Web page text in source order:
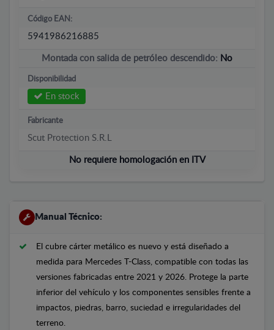
Código EAN:
5941986216885
Montada con salida de petróleo descendido: No
Disponibilidad
En stock
Fabricante
Scut Protection S.R.L
No requiere homologación en ITV
Manual Técnico:
El cubre cárter metálico es nuevo y está diseñado a
medida para Mercedes T-Class, compatible con todas las
versiones fabricadas entre 2021 y 2026. Protege la parte
inferior del vehículo y los componentes sensibles frente a
impactos, piedras, barro, suciedad e irregularidades del
terreno.